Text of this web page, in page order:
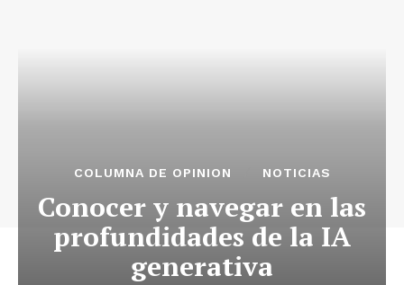
COLUMNA DE OPINION NOTICIAS
Conocer y navegar en las
profundidades de la IA
generativa